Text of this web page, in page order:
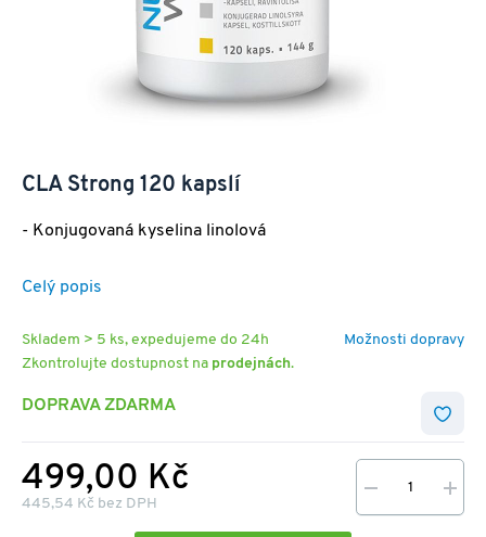
CLA Strong 120 kapslí
- Konjugovaná kyselina linolová
Celý popis
Možnosti dopravy
Skladem > 5 ks, expedujeme do 24h
Zkontrolujte dostupnost na prodejnách.
DOPRAVA ZDARMA
499,00 Kč
445,54 Kč bez DPH